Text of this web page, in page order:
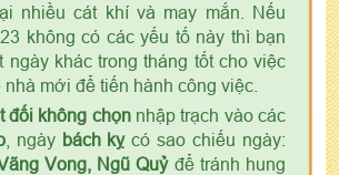
nhiều cát khí và may mắn. Nếu
không có các yếu tố này thì bạn
ngày khác trong tháng tốt cho việc
nhà mới để tiến hành công việc.
đối không chọnnhập trạch vào các
, ngày bách kỵcó sao chiếu ngày:
Vong, Ngũ Quỷđể tránh hung